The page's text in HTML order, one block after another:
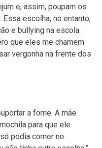
e, assim, poupam os
escolha, no entanto,
e bullying na escola.
que eles me chamem
vergonha na frente dos
a fome. A mãe
para que ele
podia comer no